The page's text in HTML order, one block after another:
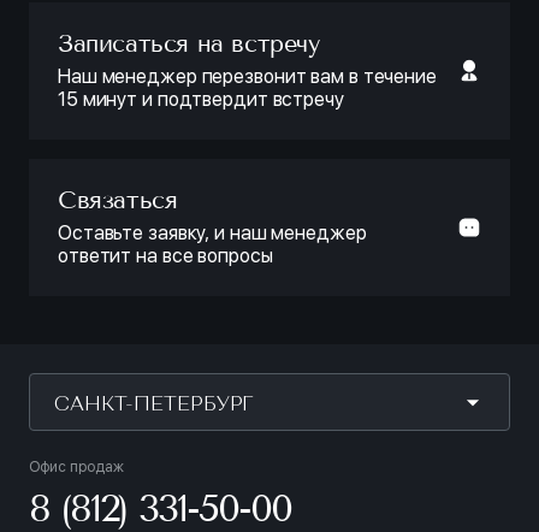
Записаться на встречу
Наш менеджер перезвонит вам в течение
15 минут и подтвердит встречу
Связаться
Оставьте заявку, и наш менеджер
ответит на все вопросы
САНКТ-ПЕТЕРБУРГ
Офис продаж
8 (812) 331-50-00